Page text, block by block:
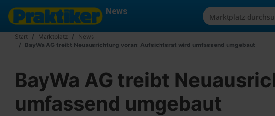
News
Start Marktplatz
News
BayWa AG treibt Neuausrichtung voran: Aufsichtsrat wird umfassend umgebaut
BayWa AG treibt
umfassend umgebaut